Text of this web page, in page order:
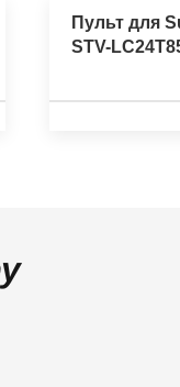
Пульт для
STV-